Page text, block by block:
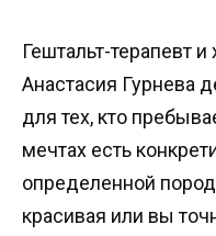
Гештальт-терапевт
Анастасия Гурнева
для тех, кто
мечтах есть
определенной
красивая или вы